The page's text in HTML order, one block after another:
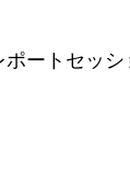
ートセッ